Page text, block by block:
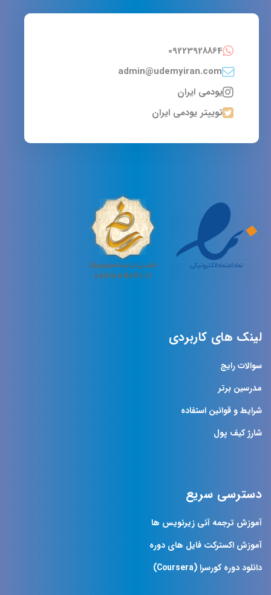
09223928864
admin@udemyiran.com
یودمی ایران
توییتر یودمی ایران
لینک های کاربردی
سوالات رایج
مدرسین برتر
شرایط و قوانین استفاده
شارژ کیف پول
دسترسی سریع
آموزش ترجمه آنی زیرنویس ها
آموزش اکسترکت فایل های دوره
دانلود دوره کورسرا (Coursera)